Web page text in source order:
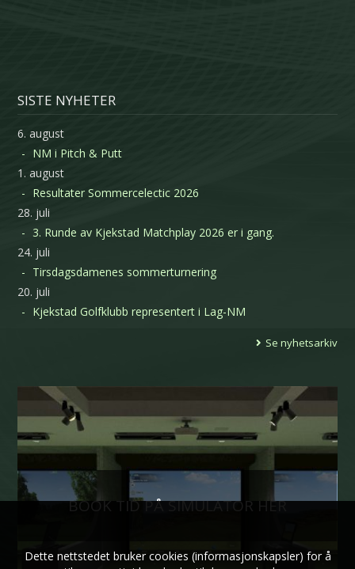
SISTE NYHETER
6. august
NM i Pitch & Putt
1. august
Resultater Sommercelectic 2026
28. juli
3. Runde av Kjekstad Matchplay 2026 er i gang.
24. juli
Tirsdagsdamenes sommerturnering
20. juli
Kjekstad Golfklubb representert i Lag-NM
Se nyhetsarkiv
BOOK TID PÅ SIMULATOR HER
Dette nettstedet bruker cookies (informasjonskapsler) for å